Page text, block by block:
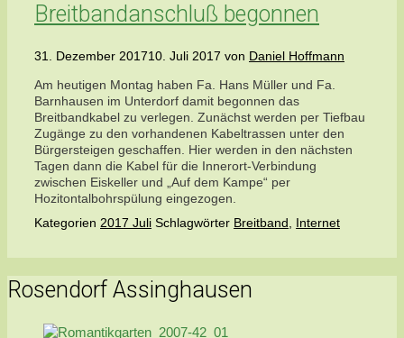
Breitbandanschluß begonnen
31. Dezember 201710. Juli 2017 von Daniel Hoffmann
Am heutigen Montag haben Fa. Hans Müller und Fa.
Barnhausen im Unterdorf damit begonnen das
Breitbandkabel zu verlegen. Zunächst werden per Tiefbau
Zugänge zu den vorhandenen Kabeltrassen unter den
Bürgersteigen geschaffen. Hier werden in den nächsten
Tagen dann die Kabel für die Innerort-Verbindung
zwischen Eiskeller und „Auf dem Kampe“ per
Hozitontalbohrspülung eingezogen.
Kategorien 2017 Juli Schlagwörter Breitband Internet
Rosendorf Assinghausen